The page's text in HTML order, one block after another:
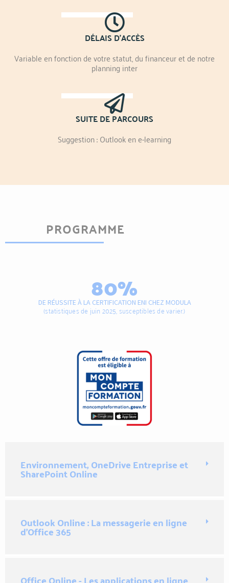
DÉLAIS D'ACCÈS
Variable en fonction de votre statut, du financeur et de notre
planning inter
SUITE DE PARCOURS
Suggestion : Outlook en e-learning
PROGRAMME
DE RÉUSSITE À LA CERTIFICATION ENI CHEZ MODULA
80%
(statistiques de juin 2025, susceptibles de varier.)
Environnement, OneDrive Entreprise et
SharePoint Online
Outlook Online : La messagerie en ligne
d'Office 365